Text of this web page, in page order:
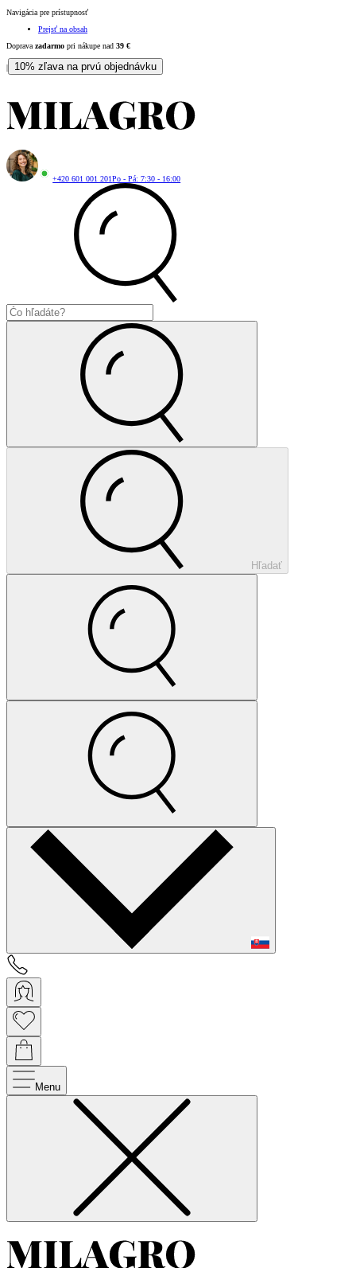
Navigácia pre prístupnosť
Prejsť na obsah
Doprava zadarmo pri nákupe nad 39 €
| 10% zľava na prvú objednávku
+420 601 001 201Po - Pá: 7:30 - 16:00
Hľadať
Menu